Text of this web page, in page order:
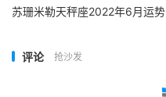
苏珊米勒天秤座2022年6月运势
评论 抢沙发